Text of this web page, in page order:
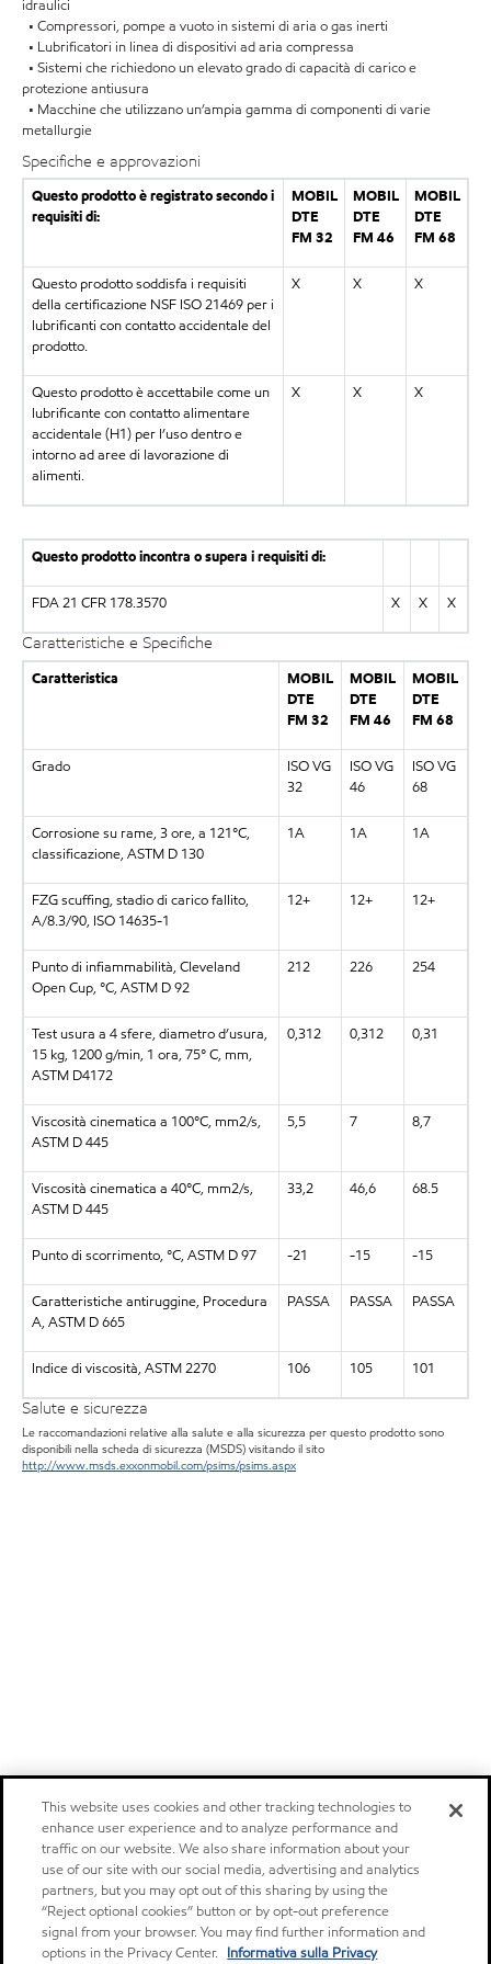
idraulici
• Compressori, pompe a vuoto in sistemi di aria o gas inerti
• Lubrificatori in linea di dispositivi ad aria compressa
• Sistemi che richiedono un elevato grado di capacità di carico e
protezione antiusura
• Macchine che utilizzano un’ampia gamma di componenti di varie
metallurgie
Specifiche e approvazioni
Questo prodotto è registrato secondo i
requisiti di:
MOBIL
DTE
FM 32
MOBIL
DTE
FM 46
MOBIL
DTE
FM 68
Questo prodotto soddisfa i requisiti
della certificazione NSF ISO 21469 per i
lubrificanti con contatto accidentale del
prodotto.
X X X
Questo prodotto è accettabile come un
lubrificante con contatto alimentare
accidentale (H1) per l’uso dentro e
intorno ad aree di lavorazione di
alimenti.
X X X
Questo prodotto incontra o supera i requisiti di:
FDA 21 CFR 178.3570 X X X
Caratteristiche e Specifiche
Caratteristica
MOBIL
DTE
FM 32
MOBIL
DTE
FM 46
MOBIL
DTE
FM 68
Grado
ISO VG
32
ISO VG
46
ISO VG
68
Corrosione su rame, 3 ore, a 121°C,
classificazione, ASTM D 130
1A 1A 1A
FZG scuffing, stadio di carico fallito,
A/8.3/90, ISO 14635-1
12+ 12+ 12+
Punto di infiammabilità, Cleveland
Open Cup, °C, ASTM D 92
212 226 254
Test usura a 4 sfere, diametro d’usura,
15 kg, 1200 g/min, 1 ora, 75° C, mm,
ASTM D4172
0,312 0,312 0,31
Viscosità cinematica a 100°C, mm2/s,
ASTM D 445
5,5 7 8,7
Viscosità cinematica a 40°C, mm2/s,
ASTM D 445
33,2 46,6 68.5
Punto di scorrimento, °C, ASTM D 97 -21 -15 -15
Caratteristiche antiruggine, Procedura
A, ASTM D 665
PASSA PASSA PASSA
Indice di viscosità, ASTM 2270 106 105 101
Salute e sicurezza
Le raccomandazioni relative alla salute e alla sicurezza per questo prodotto sono
disponibili nella scheda di sicurezza (MSDS) visitando il sito
http://www.msds.exxonmobil.com/psims/psims.aspx
This website uses cookies and other tracking technologies to
enhance user experience and to analyze performance and
traffic on our website. We also share information about your
use of our site with our social media, advertising and analytics
partners, but you may opt out of this sharing by using the
“Reject optional cookies” button or by opt-out preference
signal from your browser. You may find further information and
options in the Privacy Center. Informativa sulla Privacy